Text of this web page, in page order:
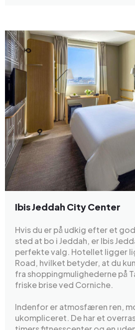
Ibis Jeddah City Center
Hvis du er på udkig efter et
sted at bo i Jeddah, er Ibis
perfekte valg. Hotellet ligger
Road, hvilket betyder, at du
fra shoppingmulighederne på
friske brise ved Corniche.
Indenfor er atmosfæren ren,
ukompliceret. De har et